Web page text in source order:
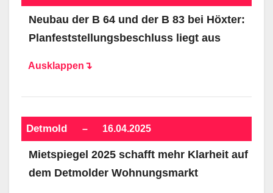
Neubau der B 64 und der B 83 bei Höxter:
Planfeststellungsbeschluss liegt aus
Ausklappen↴
Detmold – 16.04.2025
Mietspiegel 2025 schafft mehr Klarheit auf
dem Detmolder Wohnungsmarkt